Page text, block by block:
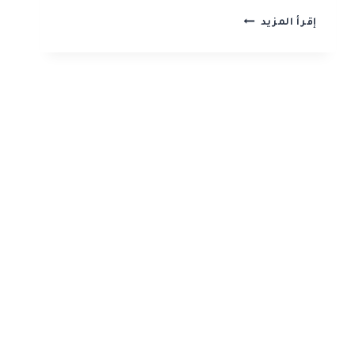
إقرأ المزيد شركة